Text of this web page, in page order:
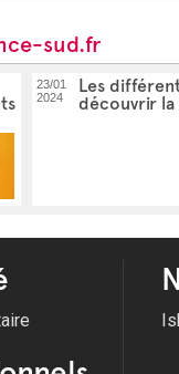
sud.fr
23/01
2024
Les
découvrir